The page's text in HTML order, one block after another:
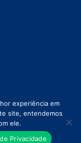
Setrem
experiência em
site, entendemos
ele.
Privacidade